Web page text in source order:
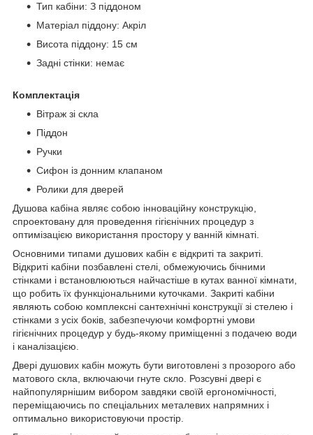
Тип кабіни: З піддоном
Матеріал піддону: Акріл
Висота піддону: 15 см
Задні стінки: немає
Комплектація
Вітраж зі скла
Піддон
Ручки
Сифон із донним клапаном
Ролики для дверей
Душова кабіна являє собою інноваційну конструкцію,
спроектовану для проведення гігієнічних процедур з
оптимізацією використання простору у ванній кімнаті.
Основними типами душових кабін є відкриті та закриті.
Відкриті кабіни позбавлені стелі, обмежуючись бічними
стінками і встановлюються найчастіше в кутах ванної кімнати,
що робить їх функціональними куточками. Закриті кабіни
являють собою комплексні сантехнічні конструкції зі стелею і
стінками з усіх боків, забезпечуючи комфортні умови
гігієнічних процедур у будь-якому приміщенні з подачею води
і каналізацією.
Двері душових кабін можуть бути виготовлені з прозорого або
матового скла, включаючи гнуте скло. Розсувні двері є
найпопулярнішим вибором завдяки своїй ергономічності,
переміщаючись по спеціальних металевих напрямних і
оптимально використовуючи простір.